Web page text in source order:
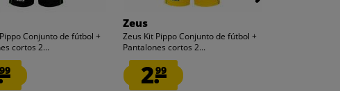
Conjunto de fútbol +
cortos 2...
99
Zeus
Zeus Kit Pippo Conjunto de fútbol +
Pantalones cortos 2...
2.99